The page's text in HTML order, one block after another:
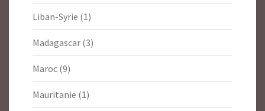
Liban-Syrie (1)
Madagascar (3)
Maroc (9)
Mauritanie (1)